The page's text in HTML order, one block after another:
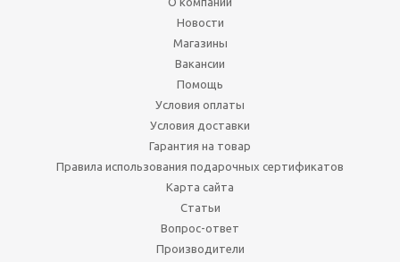
Новости
Магазины
Вакансии
Помощь
Условия оплаты
Условия доставки
Гарантия на товар
Правила использования подарочных сертификатов
Карта сайта
Статьи
Вопрос-ответ
Производители